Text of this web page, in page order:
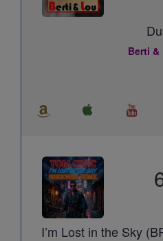
Du
Berti &
I’m Lost in the Sky